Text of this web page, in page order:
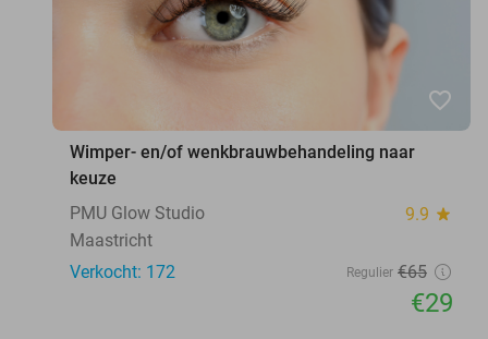
favorite_border
Wimper- en/of wenkbrauwbehandeling naar
keuze
PMU Glow Studio
9.9 star
Maastricht
Verkocht: 172
Regulier €65
€29